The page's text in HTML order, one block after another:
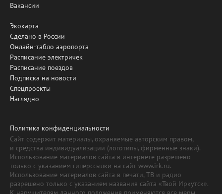
Вакансии
Экокарта
Сделано в России
Онлайн-табло аэропорта
Расписание электричек
Расписание поездов
Подписка на новости
Спецпроекты
Наглядно
Политика конфиденциальности
Сайт содержит материалы, охраняемые авторским правом,
и средства индивидуализации (логотипы, фирменные знаки).
Использование материалов сайта в интернете разрешено
только с указанием гиперссылки на сайт www.irk.ru.
Использование материалов сайта в печати, ТВ и радио
разрешено только с указанием названия сайта «Твой Иркутск».